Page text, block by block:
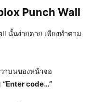
Punch Wall
นั้นง่ายดาย เพียงทำตาม
าบนของหน้าจอ
“Enter code…”